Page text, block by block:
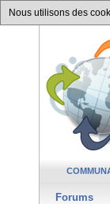
Nous utilisons des
Forums